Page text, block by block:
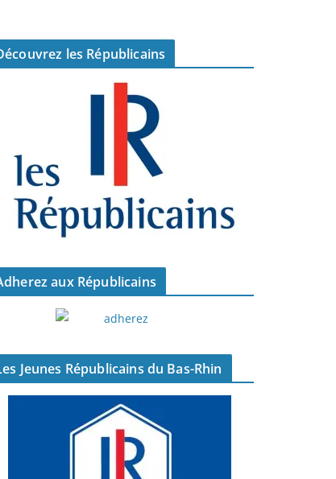
les Républicains
aux Républicains
Jeunes Républicains du Bas-Rhin